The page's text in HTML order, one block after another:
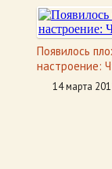
Появилось
настроение:
14 марта